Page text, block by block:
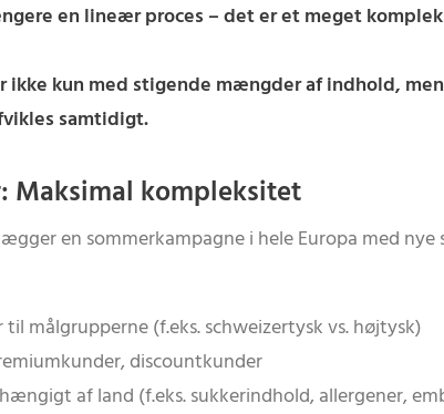
en lineær proces – det er et meget
kun med stigende mængder af indhold,
samtidigt.
Maksimal kompleksitet
en sommerkampagne i hele Europa med
målgrupperne (f.eks. schweizertysk vs. højtysk)
discountkunder
af land (f.eks. sukkerindhold, allergener,